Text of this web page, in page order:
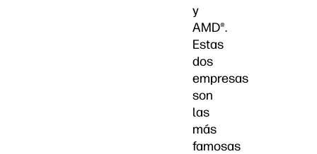
y
AMD®.
Estas
dos
empresas
son
las
más
famosas